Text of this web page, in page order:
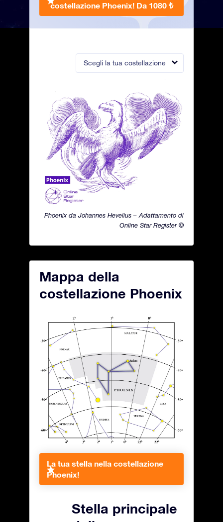
Scegli la tua costellazione
Phoenix da Johannes Hevelius – Adattamento di
Online Star Register ©
costellazione Phoenix! Da 1080 ₺
Mappa della
costellazione Phoenix
La tua stella nella costellazione
Phoenix!
Stella principale